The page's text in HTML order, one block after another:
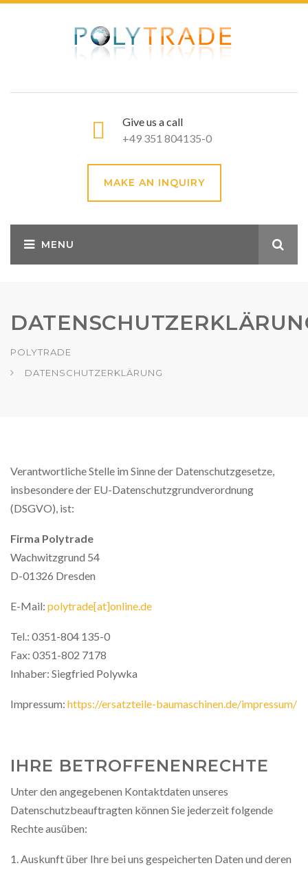
Give us a call
+49 351 804135-0
MAKE AN INQUIRY
POLYTRADE
DATENSCHUTZERKLÄRUNG
Verantwortliche Stelle im Sinne der Datenschutzgesetze,
insbesondere der EU-Datenschutzgrundverordnung
(DSGVO), ist:
Firma Polytrade
Wachwitzgrund 54
D-01326 Dresden
E-Mail: polytrade[at]online.de
Tel.: 0351-804 135-0
Fax: 0351-802 7178
Inhaber: Siegfried Polywka
Impressum: https://ersatzteile-baumaschinen.de/impressum/
IHRE BETROFFENENRECHTE
Unter den angegebenen Kontaktdaten unseres
Datenschutzbeauftragten können Sie jederzeit folgende
Rechte ausüben:
Auskunft über Ihre bei uns gespeicherten Daten und deren